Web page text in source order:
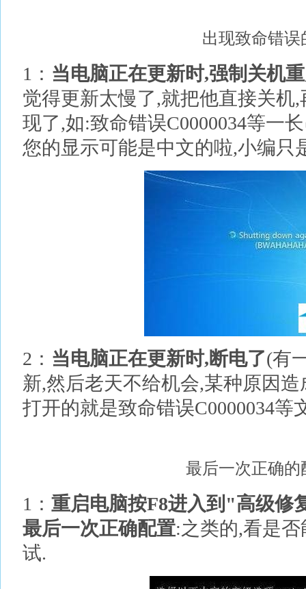
出现致命错误
1： 当电脑正在更新时,强制关机
觉得更新太慢了,就把他直接关机
现了,如:致命错误C0000034等一
您的显示可能是中文的啦,小编只
2： 当电脑正在更新时,断电了(有
新,然后老天不给机会,某种原因
打开的就是致命错误C0000034等
最后一次正确的
1： 重启电脑按F8进入到"高级修
最后一次正确配置:之类的,看是
试.